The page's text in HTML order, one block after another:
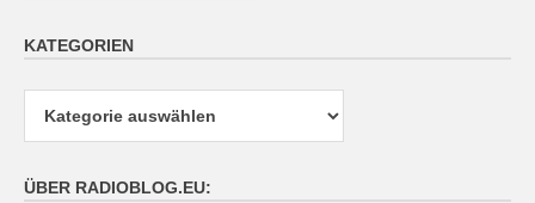
KATEGORIEN
ÜBER RADIOBLOG.EU: